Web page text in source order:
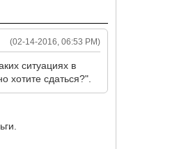
(02-14-2016, 06:53 PM)
ситуациях в
хотите сдаться?".